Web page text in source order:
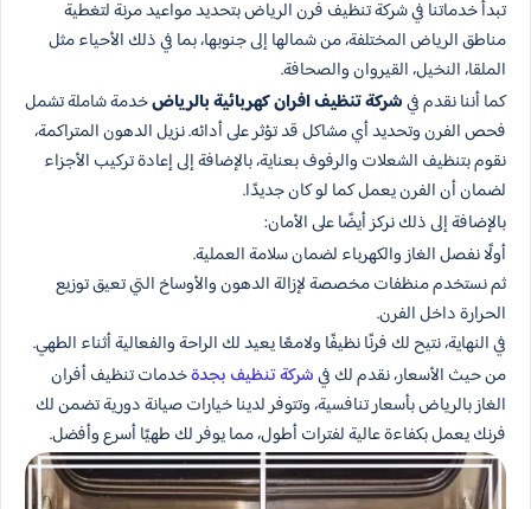
تبدأ خدماتنا في شركة تنظيف فرن الرياض بتحديد مواعيد مرنة لتغطية
مناطق الرياض المختلفة، من شمالها إلى جنوبها، بما في ذلك الأحياء مثل
الملقا، النخيل، القيروان والصحافة.
كما أننا نقدم فيشركة تنظيف افران كهربائية بالرياضخدمة شاملة تشمل
فحص الفرن وتحديد أي مشاكل قد تؤثر على أدائه. نزيل الدهون المتراكمة،
نقوم بتنظيف الشعلات والرفوف بعناية، بالإضافة إلى إعادة تركيب الأجزاء
لضمان أن الفرن يعمل كما لو كان جديدًا.
بالإضافة إلى ذلك نركز أيضًا على الأمان:
أولًا نفصل الغاز والكهرباء لضمان سلامة العملية.
ثم نستخدم منظفات مخصصة لإزالة الدهون والأوساخ التي تعيق توزيع
الحرارة داخل الفرن.
في النهاية، نتيح لك فرنًا نظيفًا ولامعًا يعيد لك الراحة والفعالية أثناء الطهي.
من حيث الأسعار، نقدم لك فيشركة تنظيف بجدةخدمات تنظيف أفران
الغاز بالرياض بأسعار تنافسية، وتتوفر لدينا خيارات صيانة دورية تضمن لك
فرنك يعمل بكفاءة عالية لفترات أطول، مما يوفر لك طهيًا أسرع وأفضل.